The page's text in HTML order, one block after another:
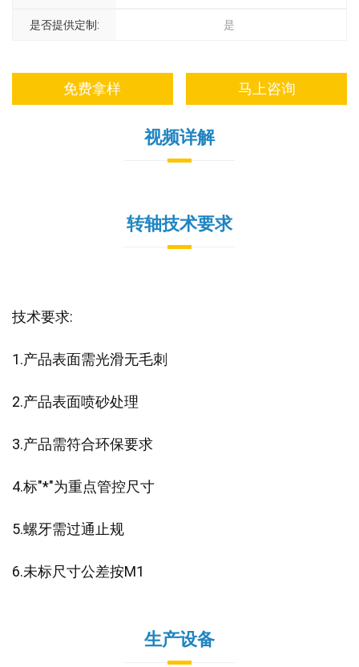
是否提供定制: 是
免费拿样 马上咨询
视频详解
转轴技术要求
技术要求:
1.产品表面需光滑无毛刺
2.产品表面喷砂处理
3.产品需符合环保要求
4.标"*"为重点管控尺寸
5.螺牙需过通止规
6.未标尺寸公差按M1
生产设备